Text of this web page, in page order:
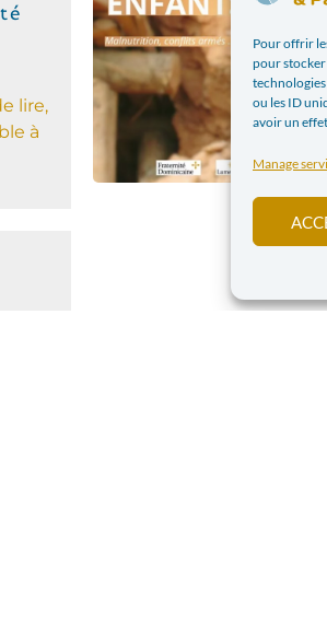
Pour offrir
pour stocker
ou les ID
avoir un
Manage
lire,
à